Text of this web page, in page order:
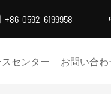
+86-0592-6199958
スセンター お問い合わ